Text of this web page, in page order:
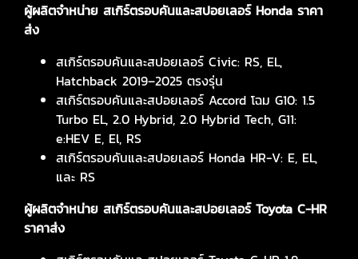
ผู้ผลิตจำหน่าย สเกิร์ตรอบคันและสปอยเลอร์ Honda ราคา
ส่ง
สเกิร์ตรอบคันและสปอยเลอร์ Civic: RS, EL,
Hatchback 2019–2025 ตรงรุ่น
สเกิร์ตรอบคันและสปอยเลอร์ Accord โฉม G10: 1.5
Turbo EL, 2.0 Hybrid, 2.0 Hybrid Tech, G11:
e:HEV E, El, RS
สเกิร์ตรอบคันและสปอยเลอร์ Honda HR-V: E, EL,
และ RS
ผู้ผลิตจำหน่าย สเกิร์ตรอบคันและสปอยเลอร์ Toyota C-HR
ราคาส่ง